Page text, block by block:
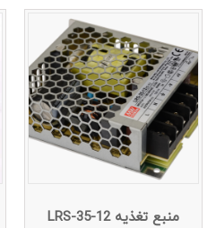
منبع تغذیه LRS-35-12